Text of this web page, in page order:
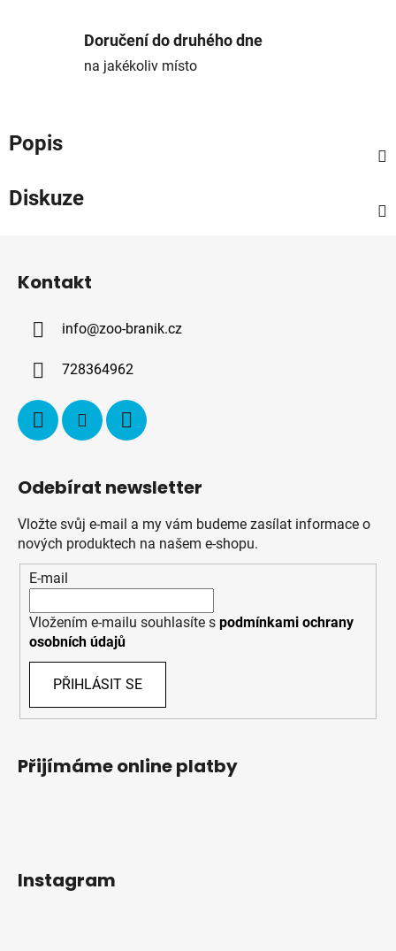
Doručení do druhého dne
na jakékoliv místo
Popis
Diskuze
Kontakt
info@zoo-branik.cz
728364962
Odebírat newsletter
Vložte svůj e-mail a my vám budeme zasílat informace o
nových produktech na našem e-shopu.
E-mail
Vložením e-mailu souhlasíte s podmínkami ochrany
osobních údajů
PŘIHLÁSIT SE
Přijímáme online platby
Instagram